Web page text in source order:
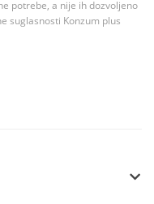
potrebe, a nije ih dozvoljeno
suglasnosti Konzum plus